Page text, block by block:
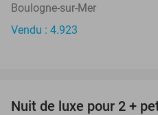
Boulogne-sur-Mer
Vendu : 4.923
Nuit de luxe pour 2 +